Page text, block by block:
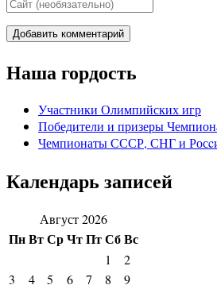
Наша гордость
Участники Олимпийских игр
Победители и призеры
Чемпионаты СССР, СНГ и
Календарь записей
Август 2026
ПнВтСрЧтПтСбВс
1
2
3
4 5 6 7 8
9